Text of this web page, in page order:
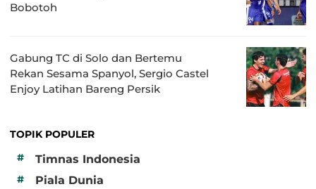
Bobotoh
Gabung TC di Solo dan Bertemu
Rekan Sesama Spanyol, Sergio Castel
Enjoy Latihan Bareng Persik
TOPIK POPULER
#
Timnas Indonesia
# Piala Dunia